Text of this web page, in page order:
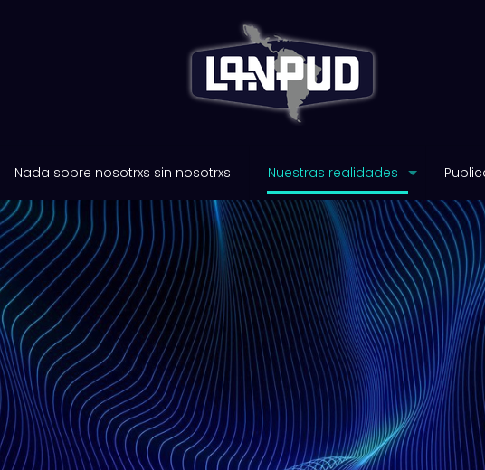
Nada sobre nosotrxs sin nosotrxs Nuestras realidades